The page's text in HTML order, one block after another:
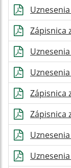
Zápisnica
Zápisnica
Zápisnica